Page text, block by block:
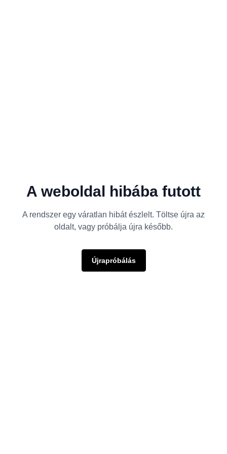
A weboldal hibába futott
A rendszer egy váratlan hibát észlelt. Töltse újra az
oldalt, vagy próbálja újra később.
Újrapróbálás